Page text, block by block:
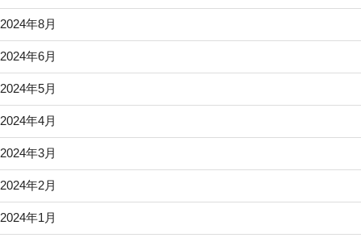
2024年8月
2024年6月
2024年5月
2024年4月
2024年3月
2024年2月
2024年1月